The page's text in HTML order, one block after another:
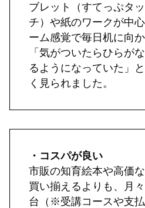
ブレット（すてっぷタ
チ）や紙のワークが中
ーム感覚で毎日机に向
「気がついたらひらが
るようになっていた」
く見られました。
・コスパが良い
市販の知育絵本や高価
買い揃えるよりも、月
台（※受講コースや支